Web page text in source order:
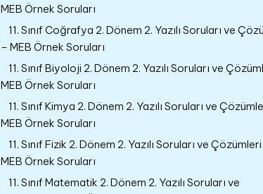
MEB Örnek Soruları
11. Sınıf Coğrafya 2. Dönem 2. Yazılı Soruları ve
– MEB Örnek Soruları
11. Sınıf Biyoloji 2. Dönem 2. Yazılı Soruları ve
MEB Örnek Soruları
11. Sınıf Kimya 2. Dönem 2. Yazılı Soruları ve
MEB Örnek Soruları
11. Sınıf Fizik 2. Dönem 2. Yazılı Soruları ve
MEB Örnek Soruları
11. Sınıf Matematik 2. Dönem 2. Yazılı Soruları ve